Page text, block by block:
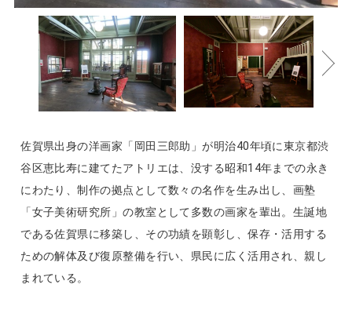
佐賀県出身の洋画家「岡田三郎助」が明治40年頃に東京都渋
谷区恵比寿に建てたアトリエは、没する昭和14年までの永き
にわたり、制作の拠点として数々の名作を生み出し、画塾
「女子美術研究所」の教室として多数の画家を輩出。生誕地
である佐賀県に移築し、その功績を顕彰し、保存・活用する
ための解体及び復原整備を行い、県民に広く活用され、親し
まれている。